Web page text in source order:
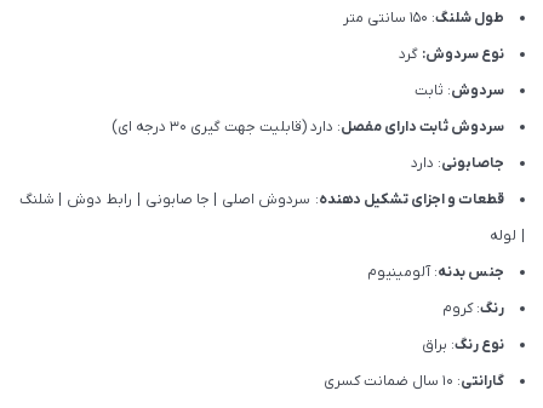
طول شلنگ: 150 سانتی متر
نوع سردوش: گرد
سردوش: ثابت
سردوش ثابت دارای مفصل: دارد (قابلیت جهت گیری 30 درجه ای)
جاصابونی: دارد
قطعات و اجزای تشکیل دهنده: سردوش اصلی جا صابونی رابط دوش
شلنگ
لوله
جنس بدنه: آلومینیوم
رنگ: کروم
نوع رنگ: براق
گارانتی: 10 سال ضمانت کسری